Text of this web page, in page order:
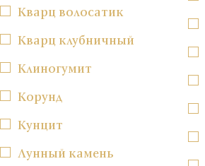
Кварц волосатик
Кварц клубничный
Клиногумит
Корунд
Кунцит
Лунный камень